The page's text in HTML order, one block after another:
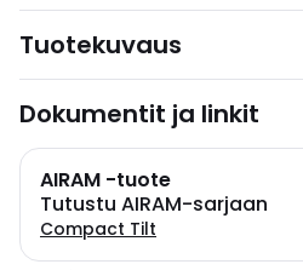
Tuotekuvaus
Dokumentit ja linkit
AIRAM -tuote
Tutustu AIRAM-sarjaan
Compact Tilt